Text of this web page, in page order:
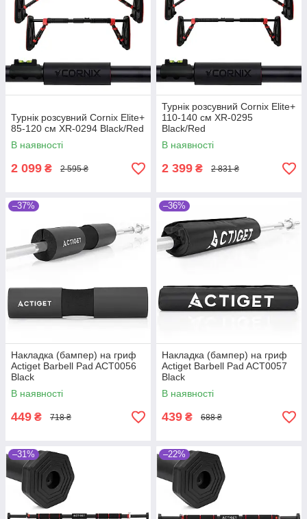
Турнік розсувний Cornix Elite+
85-120 см XR-0294 Black/Red
В наявності
2 099 ₴ 2 595 ₴
Турнік розсувний Cornix Elite+
110-140 см XR-0295
Black/Red
В наявності
2 399 ₴ 2 831 ₴
–37%
Накладка (бампер) на гриф
Actiget Barbell Pad ACT0056
Black
В наявності
449 ₴ 718 ₴
–36%
Накладка (бампер) на гриф
Actiget Barbell Pad ACT0057
Black
В наявності
439 ₴ 688 ₴
–31% –22%